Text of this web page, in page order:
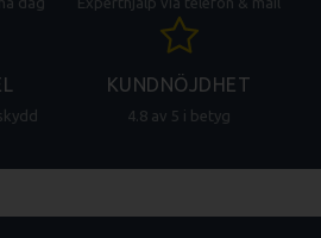
KUNDNÖJDHET
4.8 av 5 i betyg